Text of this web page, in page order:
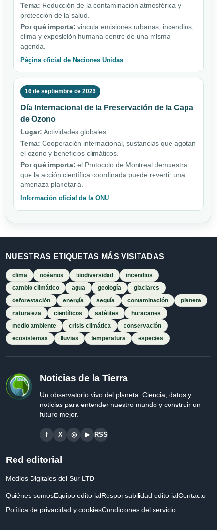
Tema: Reducción de la contaminación atmosférica y
protección de la salud.
Por qué importa: vincula emisiones urbanas, incendios,
clima y exposición humana dentro de una misma
agenda.
Página oficial de Naciones Unidas
16 de septiembre de 2026
Día Internacional de la Preservación de la Capa
de Ozono
Lugar: Actividades globales.
Tema: Cooperación internacional, sustancias que agotan
el ozono y beneficios climáticos.
Por qué importa: el Protocolo de Montreal demuestra
que la acción científica coordinada puede revertir una
amenaza planetaria.
Información oficial de la ONU
NUESTRAS ETIQUETAS MÁS VISITADAS
clima océanos biodiversidad
incendios
cambio climático
agua geología
glaciares
deforestación
energía sequía contaminación
planeta
naturaleza
científicos satélites
huracanes
medio ambiente
crisis climática
conservación
ecosistemas
lluvias temperatura especies
Noticias de la Tierra
Un observatorio vivo del planeta. Ciencia, datos y
noticias para entender nuestro mundo y construir un
futuro mejor.
f X ◎ ▶ RSS
Red editorial
Medios Digitales del Sur LTD
Quiénes somosEquipo editorialResponsabilidad editorialContacto
Política de privacidad y cookiesCondiciones del servicio